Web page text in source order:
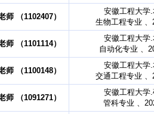
师 （1102407）
安徽工程大学
生物工程专业 、
师 （1101114）
安徽工程大学
自动化专业 、
师 （1100148）
安徽工程大学
交通工程专业 、
师 （1091271）
安徽工程大学
管科专业 、